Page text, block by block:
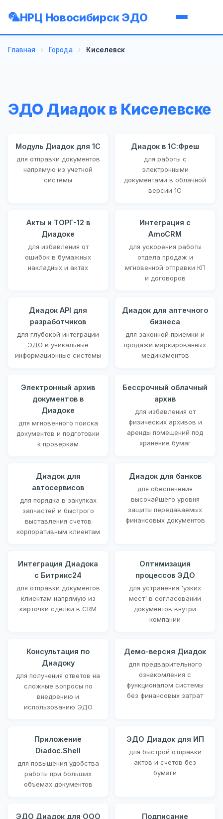
НРЦ Новосибирск ЭДО
Главная Города Киселевск
ЭДО Диадок в Киселевске
Модуль Диадок для 1С
для отправки документов
напрямую из учетной
системы
Диадок в 1С:Фреш
для работы с
электронными
документами в облачной
версии 1С
Акты и ТОРГ-12 в
Диадоке
для избавления от
ошибок в бумажных
накладных и актах
Интеграция с
AmoCRM
для ускорения работы
отдела продаж и
мгновенной отправки КП
и договоров
Диадок API для
разработчиков
для глубокой интеграции
ЭДО в уникальные
информационные системы
Диадок для аптечного
бизнеса
для законной приемки и
продажи маркированных
медикаментов
Электронный архив
документов в
Диадоке
для мгновенного поиска
документов и подготовки
к проверкам
Бессрочный облачный
архив
для избавления от
физических архивов и
аренды помещений под
хранение бумаг
Диадок для
автосервисов
для порядка в закупках
запчастей и быстрого
выставления счетов
корпоративным клиентам
Диадок для банков
для обеспечения
высочайшего уровня
защиты передаваемых
финансовых документов
Интеграция Диадока
с Битрикс24
для отправки документов
клиентам напрямую из
карточки сделки в CRM
Оптимизация
процессов ЭДО
для устранения 'узких
мест' в согласовании
документов внутри
компании
Консультация по
Диадоку
для получения ответов на
сложные вопросы по
внедрению и
использованию ЭДО
Демо-версия Диадок
для предварительного
ознакомления с
функционалом системы
без финансовых затрат
Приложение
Diadoc.Shell
для повышения удобства
работы при больших
объемах документов
ЭДО Диадок для ИП
для быстрой отправки
актов и счетов без
бумаги
ЭДО Диадок для ООО
Подписание